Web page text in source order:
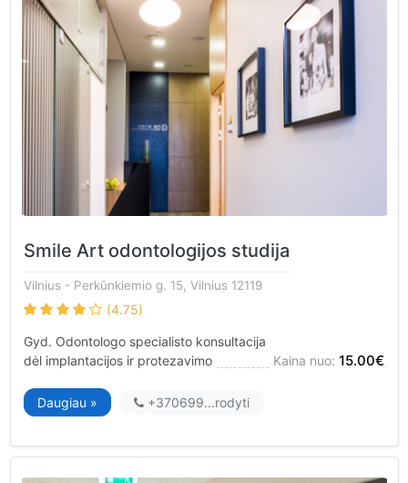
Smile Art odontologijos studija
Vilnius - Perkūnkiemio g. 15, Vilnius 12119
(4.75)
Gyd. Odontologo specialisto konsultacija
dėl implantacijos ir protezavimo
Kaina nuo: 15.00€
Daugiau » +370699...rodyti